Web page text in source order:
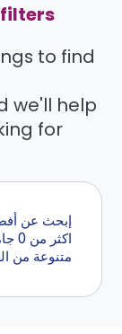
to find
we'll help
for.
إبحث عن
متنوعة من